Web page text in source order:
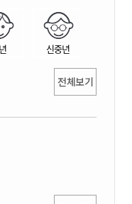
신중년
전체보기